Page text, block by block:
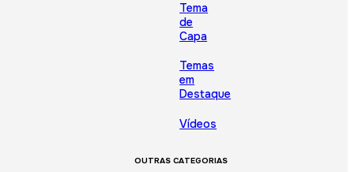
Tema
de
Capa
Temas
em
Destaque
Vídeos
OUTRAS CATEGORIAS